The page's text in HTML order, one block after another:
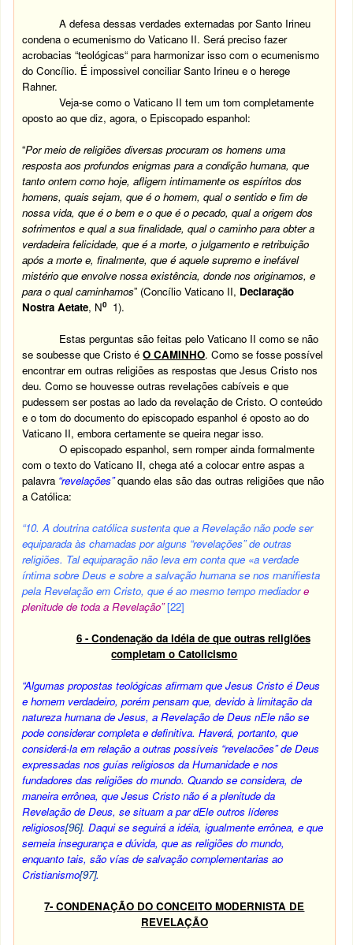
A defesa dessas verdades externadas por Santo Irineu
condena o ecumenismo do Vaticano II. Será preciso fazer
acrobacias “teológicas“ para harmonizar isso com o ecumenismo
do Concílio. É impossivel conciliar Santo Irineu e o herege
Rahner.
Veja-se como o Vaticano II tem um tom completamente
oposto ao que diz, agora, o Episcopado espanhol:
“Por meio de religiões diversas procuram os homens uma
resposta aos profundos enigmas para a condição humana, que
tanto ontem como hoje, afligem intimamente os espíritos dos
homens, quais sejam, que é o homem, qual o sentido e fim de
nossa vida, que é o bem e o que é o pecado, qual a origem dos
sofrimentos e qual a sua finalidade, qual o caminho para obter a
verdadeira felicidade, que é a morte, o julgamento e retribuição
após a morte e, finalmente, que é aquele supremo e inefável
mistério que envolve nossa existência, donde nos originamos, e
para o qual caminhamos” (Concílio Vaticano II, Declaração
Nostra Aetate, N0 1).
Estas perguntas são feitas pelo Vaticano II como se não
se soubesse que Cristo éO CAMINHO. Como se fosse possível
encontrar em outras religiões as respostas que Jesus Cristo nos
deu. Como se houvesse outras revelações cabíveis e que
pudessem ser postas ao lado da revelação de Cristo. O conteúdo
e o tom do documento do episcopado espanhol é oposto ao do
Vaticano II, embora certamente se queira negar isso.
O episcopado espanhol, sem romper ainda formalmente
com o texto do Vaticano II, chega até a colocar entre aspas a
palavra “revelações”quando elas são das outras religiões que não
a Católica:
“10. A doutrina católica sustenta que a Revelação não pode ser
equiparada às chamadas por alguns “revelações” de outras
religiões. Tal equiparação não leva em conta que «a verdade
íntima sobre Deus e sobre a salvação humana se nos manifiesta
pela Revelação em Cristo, que é ao mesmo tempo mediadore
plenitude de toda a Revelação”[22]
6 - Condenação da idéia de que outras religiões
completam o Catolicismo
“Algumas propostas teológicas afirmam que Jesus Cristo é Deus
e homem verdadeiro, porém pensam que, devido à limitação da
natureza humana de Jesus, a Revelação de Deus nEle não se
pode considerar completa e definitiva. Haverá, portanto, que
considerá-la em relação a outras possíveis “revelacões” de Deus
expressadas nos guías religiosos da Humanidade e nos
fundadores das religiões do mundo. Quando se considera, de
maneira errônea, que Jesus Cristo não é a plenitude da
Revelação de Deus, se situam a par dEle outros líderes
religiosos[96]. Daqui se seguirá a idéia, igualmente errônea, e que
semeia insegurança e dúvida, que as religiões do mundo,
enquanto tais, são vías de salvação complementarias ao
Cristianismo[97].
7- CONDENAÇÃO DO CONCEITO MODERNISTA DE
REVELAÇÃO